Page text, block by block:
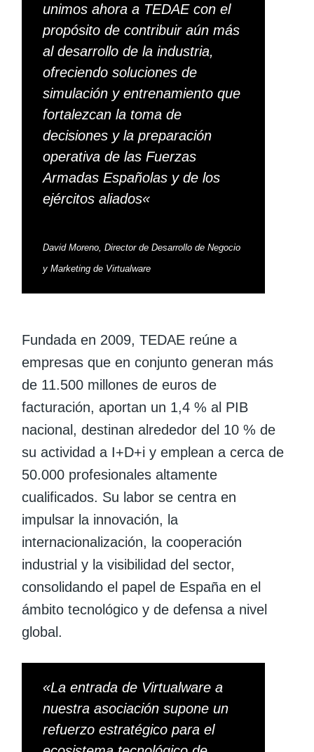
unimos ahora a TEDAE con el
propósito de contribuir aún más
al desarrollo de la industria,
ofreciendo soluciones de
simulación y entrenamiento que
fortalezcan la toma de
decisiones y la preparación
operativa de las Fuerzas
Armadas Españolas y de los
ejércitos aliados«
David Moreno, Director de Desarrollo de Negocio
y Marketing de Virtualware
Fundada en 2009, TEDAE reúne a
empresas que en conjunto generan más
de 11.500 millones de euros de
facturación, aportan un 1,4 % al PIB
nacional, destinan alrededor del 10 % de
su actividad a I+D+i y emplean a cerca de
50.000 profesionales altamente
cualificados. Su labor se centra en
impulsar la innovación, la
internacionalización, la cooperación
industrial y la visibilidad del sector,
consolidando el papel de España en el
ámbito tecnológico y de defensa a nivel
global.
«La entrada de Virtualware a
nuestra asociación supone un
refuerzo estratégico para el